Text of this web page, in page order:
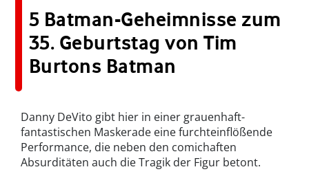
5 Batman-Geheimnisse zum
35. Geburtstag von Tim
Burtons Batman
Danny DeVito gibt hier in einer grauenhaft-
fantastischen Maskerade eine furchteinflößende
Performance, die neben den comichaften
Absurditäten auch die Tragik der Figur betont.